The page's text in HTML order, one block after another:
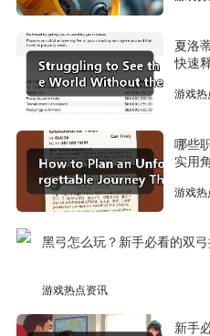
夏洛
快速
游戏热
哪些
实用
游戏热
黑弓怎么玩？新手必看的双
游戏热点资讯
新手